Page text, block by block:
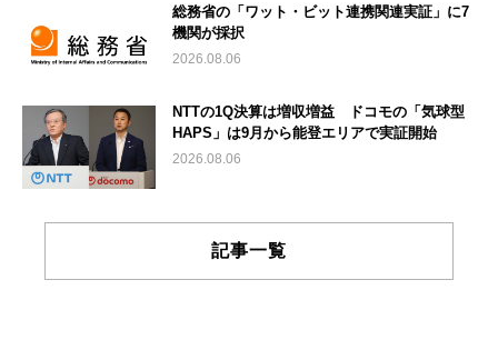
総務省の「ワット・ビット連携関連実証」に7
機関が採択
2026.08.06
NTTの1Q決算は増収増益 ドコモの「気球型
HAPS」は9月から能登エリアで実証開始
2026.08.06
記事一覧